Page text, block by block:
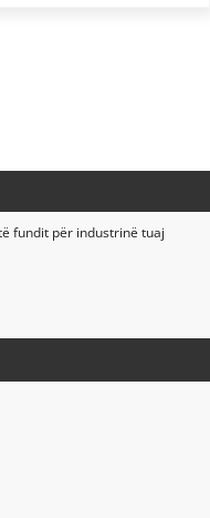
fundit për industrinë tuaj